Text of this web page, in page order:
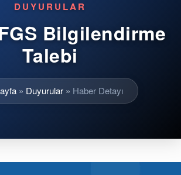
DUYURULAR
Bilgilendirme
Talebi
» Duyurular » Haber Detayı